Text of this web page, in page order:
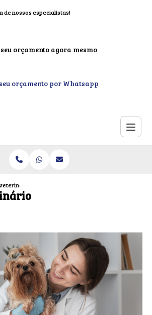
de nossos especialistas!
orçamento agora mesmo
orçamento por Whatsapp